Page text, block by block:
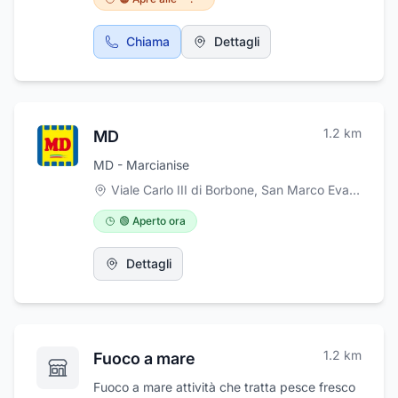
tue serate. Veniteci a trovare. Ci troviamo a
San Nicola La Strada, Caserta sul Viale Carlo
III al km 223. Vi aspettiamo per passare
insieme fantastiche serate.
Chiama Dettagli
MD 1.2 km
MD - Marcianise
Viale Carlo III di Borbone, San Marco Evangelista, Marcianise
🟢 Aperto ora
Dettagli
Fuoco a mare 1.2 km
Fuoco a mare attività che tratta pesce fresco